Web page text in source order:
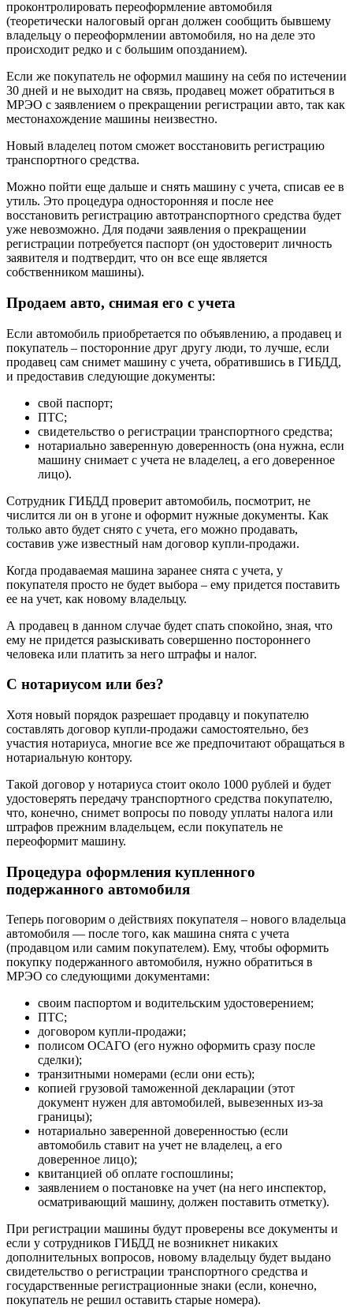
проконтролировать переоформление автомобиля
(теоретически налоговый орган должен сообщить бывшему
владельцу о переоформлении автомобиля, но на деле это
происходит редко и с большим опозданием).
Если же покупатель не оформил машину на себя по истечении
30 дней и не выходит на связь, продавец может обратиться в
МРЭО с заявлением о прекращении регистрации авто, так как
местонахождение машины неизвестно.
Новый владелец потом сможет восстановить регистрацию
транспортного средства.
Можно пойти еще дальше и снять машину с учета, списав ее в
утиль. Это процедура односторонняя и после нее
восстановить регистрацию автотранспортного средства будет
уже невозможно. Для подачи заявления о прекращении
регистрации потребуется паспорт (он удостоверит личность
заявителя и подтвердит, что он все еще является
собственником машины).
Продаем авто, снимая его с учета
Если автомобиль приобретается по объявлению, а продавец и
покупатель – посторонние друг другу люди, то лучше, если
продавец сам снимет машину с учета, обратившись в ГИБДД,
и предоставив следующие документы:
свой паспорт;
ПТС;
свидетельство о регистрации транспортного средства;
нотариально заверенную доверенность (она нужна, если
машину снимает с учета не владелец, а его доверенное
лицо).
Сотрудник ГИБДД проверит автомобиль, посмотрит, не
числится ли он в угоне и оформит нужные документы. Как
только авто будет снято с учета, его можно продавать,
составив уже известный нам договор купли-продажи.
Когда продаваемая машина заранее снята с учета, у
покупателя просто не будет выбора – ему придется поставить
ее на учет, как новому владельцу.
А продавец в данном случае будет спать спокойно, зная, что
ему не придется разыскивать совершенно постороннего
человека или платить за него штрафы и налог.
С нотариусом или без?
Хотя новый порядок разрешает продавцу и покупателю
составлять договор купли-продажи самостоятельно, без
участия нотариуса, многие все же предпочитают обращаться в
нотариальную контору.
Такой договор у нотариуса стоит около 1000 рублей и будет
удостоверять передачу транспортного средства покупателю,
что, конечно, снимет вопросы по поводу уплаты налога или
штрафов прежним владельцем, если покупатель не
переоформит машину.
Процедура оформления купленного
подержанного автомобиля
Теперь поговорим о действиях покупателя – нового владельца
автомобиля — после того, как машина снята с учета
(продавцом или самим покупателем). Ему, чтобы оформить
покупку подержанного автомобиля, нужно обратиться в
МРЭО со следующими документами:
своим паспортом и водительским удостоверением;
ПТС;
договором купли-продажи;
полисом ОСАГО (его нужно оформить сразу после
сделки);
транзитными номерами (если они есть);
копией грузовой таможенной декларации (этот
документ нужен для автомобилей, вывезенных из-за
границы);
нотариально заверенной доверенностью (если
автомобиль ставит на учет не владелец, а его
доверенное лицо);
квитанцией об оплате госпошлины;
заявлением о постановке на учет (на него инспектор,
осматривающий машину, должен поставить отметку).
При регистрации машины будут проверены все документы и
если у сотрудников ГИБДД не возникнет никаких
дополнительных вопросов, новому владельцу будет выдано
свидетельство о регистрации транспортного средства и
государственные регистрационные знаки (если, конечно,
покупатель не решил оставить старые номера).